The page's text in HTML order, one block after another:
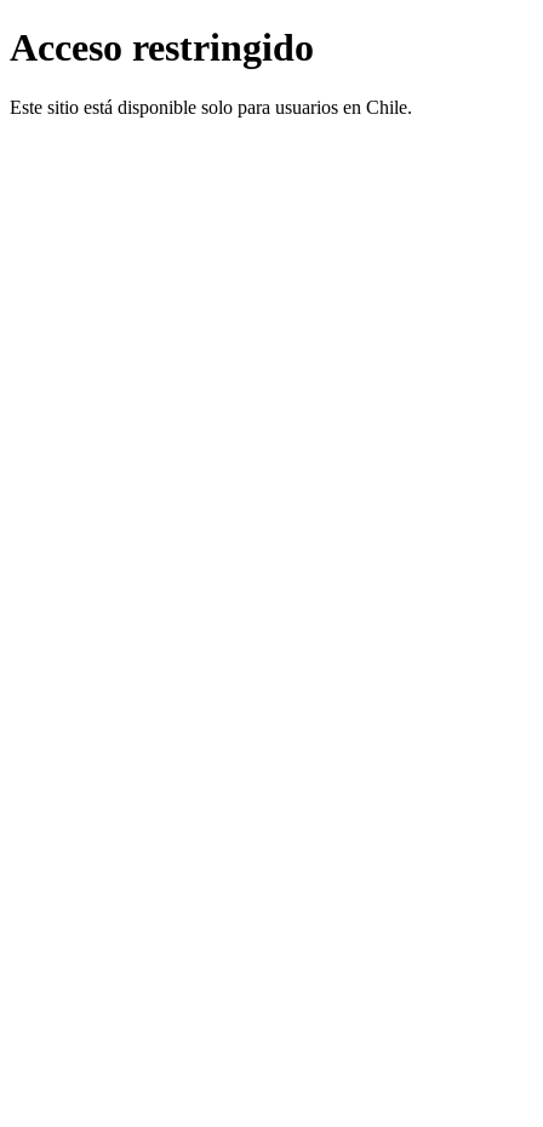
Acceso restringido
Este sitio está disponible solo para usuarios en Chile.